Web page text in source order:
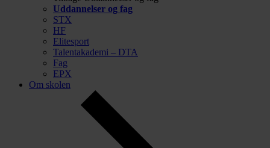
Uddannelser og fag
STX
HF
Elitesport
Talentakademi – DTA
Fag
EPX
Om skolen